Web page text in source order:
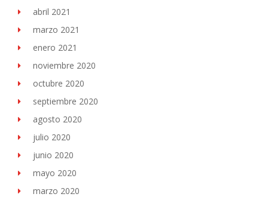
abril 2021
marzo 2021
enero 2021
noviembre 2020
octubre 2020
septiembre 2020
agosto 2020
julio 2020
junio 2020
mayo 2020
marzo 2020